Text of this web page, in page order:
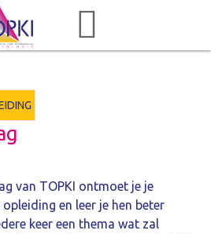
van TOPKI ontmoet je je
en leer je hen beter
keer een thema wat zal